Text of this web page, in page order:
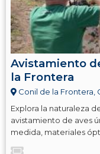
Avistamiento
la Frontera
Conil de la Frontera,
Explora la naturaleza
avistamiento de aves
medida, materiales